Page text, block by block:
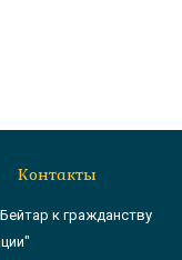
Контакты
к гражданству